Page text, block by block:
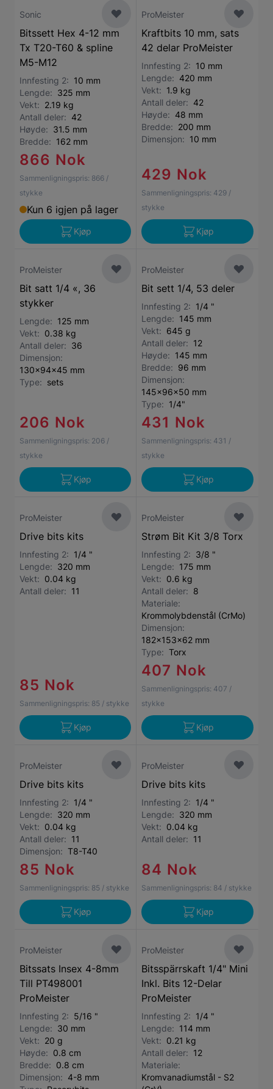
Sonic
Bitssett Hex 4-12 mm
Tx T20-T60 & spline
M5-M12
Innfesting 2: 10 mm
Lengde: 325 mm
Vekt: 2.19 kg
Antall deler: 42
Høyde: 31.5 mm
Bredde: 162 mm
866 Nok
Sammenligningspris: 866 /
stykke
Kun 6 igjen på lager
Kjøp
ProMeister
Kraftbits 10 mm, sats
42 delar ProMeister
Innfesting 2: 10 mm
Lengde: 420 mm
Vekt: 1.9 kg
Antall deler: 42
Høyde: 48 mm
Bredde: 200 mm
Dimensjon: 10 mm
429 Nok
Sammenligningspris: 429 /
stykke
Kjøp
ProMeister
Bit satt 1/4 «, 36
stykker
Lengde: 125 mm
Vekt: 0.38 kg
Antall deler: 36
Dimensjon:
130x94x45 mm
Type: sets
206 Nok
Sammenligningspris: 206 /
stykke
Kjøp
ProMeister
Bit sett 1/4, 53 deler
Innfesting 2: 1/4 "
Lengde: 145 mm
Vekt: 645 g
Antall deler: 12
Høyde: 145 mm
Bredde: 96 mm
Dimensjon:
145x96x50 mm
Type: 1/4"
431 Nok
Sammenligningspris: 431 /
stykke
Kjøp
ProMeister
Drive bits kits
Innfesting 2: 1/4 "
Lengde: 320 mm
Vekt: 0.04 kg
Antall deler: 11
85 Nok
Sammenligningspris: 85 / stykke
Kjøp
ProMeister
Strøm Bit Kit 3/8 Torx
Innfesting 2: 3/8 "
Lengde: 175 mm
Vekt: 0.6 kg
Antall deler: 8
Materiale:
Krommolybdenstål (CrMo)
Dimensjon:
182x153x62 mm
Type: Torx
407 Nok
Sammenligningspris: 407 /
stykke
Kjøp
ProMeister
Drive bits kits
Innfesting 2: 1/4 "
Lengde: 320 mm
Vekt: 0.04 kg
Antall deler: 11
Dimensjon: T8-T40
85 Nok
Sammenligningspris: 85 / stykke
Kjøp
ProMeister
Drive bits kits
Innfesting 2: 1/4 "
Lengde: 320 mm
Vekt: 0.04 kg
Antall deler: 11
84 Nok
Sammenligningspris: 84 / stykke
Kjøp
ProMeister
Bitssats Insex 4-8mm
Till PT498001
ProMeister
Innfesting 2: 5/16 "
Lengde: 30 mm
Vekt: 20 g
Høyde: 0.8 cm
Bredde: 0.8 cm
Dimensjon: 4-8 mm
ProMeister
Bitsspärrskaft 1/4" Mini
Inkl. Bits 12-Delar
ProMeister
Innfesting 2: 1/4 "
Lengde: 114 mm
Vekt: 0.21 kg
Antall deler: 12
Materiale:
Kromvanadiumstål - S2